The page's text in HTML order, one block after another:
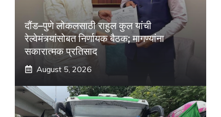
दौंड–पुणे लोकलसाठी राहुल कुल यांची
रेल्वेमंत्र्यांसोबत निर्णायक बैठक; मागण्यांना
सकारात्मक प्रतिसाद
August 5, 2026